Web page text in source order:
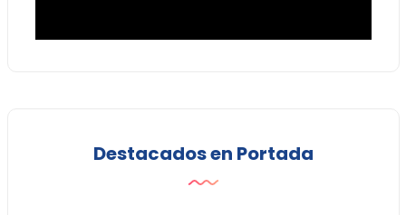
Destacados en Portada